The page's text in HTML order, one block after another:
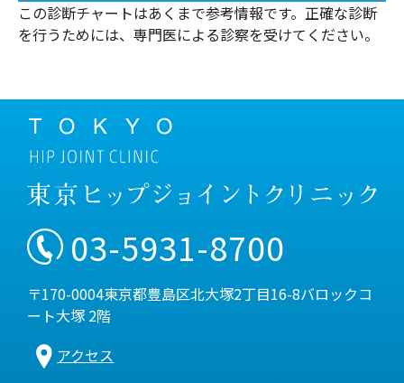
この診断チャートはあくまで参考情報です。正確な診断
を行うためには、専門医による診察を受けてください。
03-5931-8700
〒170-0004東京都豊島区北大塚2丁目16-8バロックコ
ート大塚 2階
アクセス